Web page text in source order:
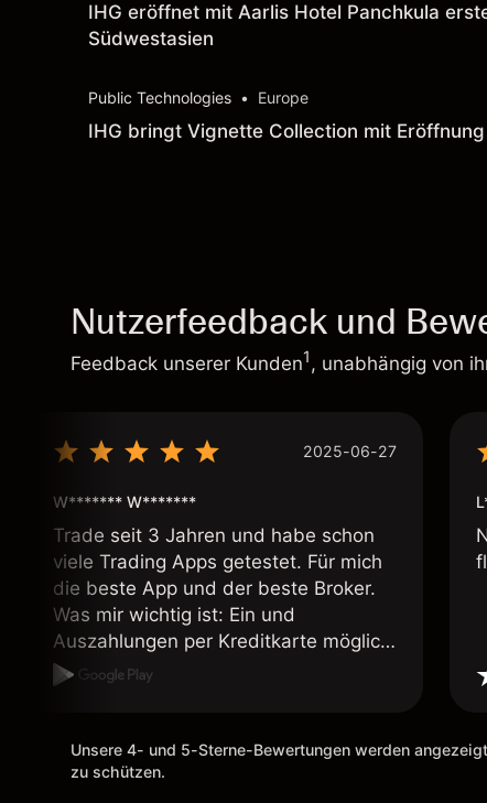
IHG eröffnet mit Aarlis Hotel Panchkula
Südwestasien
Public Technologies • Europe
IHG bringt Vignette Collection mit
Nutzerfeedback und
Feedback unserer Kunden1, unabhängig von
2025-06-27
W******* W*******
Trade seit 3 Jahren und habe schon
viele Trading Apps getestet. Für mich
die beste App und der beste Broker.
Was mir wichtig ist: Ein und
Auszahlungen per Kreditkarte möglich.
Auszahlungen immer schnell und
wie es bei Naga ist wäre
wünschenswert.
Unsere 4- und 5-Sterne-Bewertungen werden
zu schützen.